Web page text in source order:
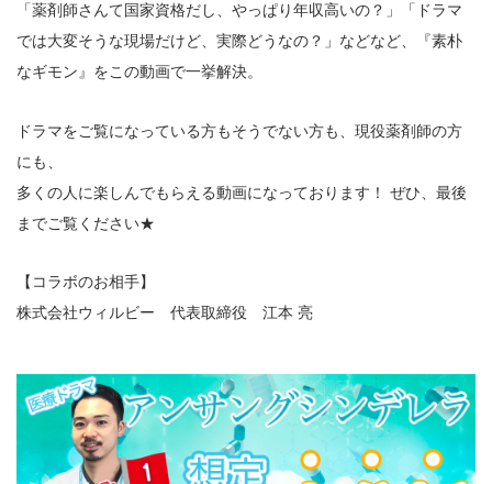
「薬剤師さんて国家資格だし、やっぱり年収高いの？」「ドラマ
では大変そうな現場だけど、実際どうなの？」などなど、『素朴
なギモン』をこの動画で一挙解決。
ドラマをご覧になっている方もそうでない方も、現役薬剤師の方
にも、
多くの人に楽しんでもらえる動画になっております！ ぜひ、最後
までご覧ください★
【コラボのお相手】
株式会社ウィルビー 代表取締役 江本 亮